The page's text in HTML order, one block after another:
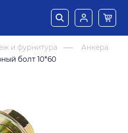
и фурнитура
Анкера
болт 10*60